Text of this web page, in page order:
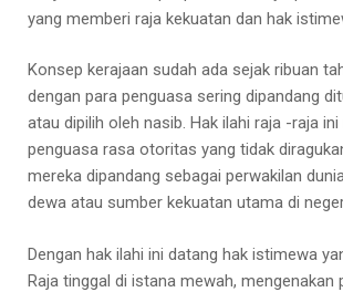
yang memberi raja kekuatan dan hak
Konsep kerajaan sudah ada sejak ribuan
dengan para penguasa sering dipandang
atau dipilih oleh nasib. Hak ilahi raja -raja
penguasa rasa otoritas yang tidak
mereka dipandang sebagai perwakilan
dewa atau sumber kekuatan utama di
Dengan hak ilahi ini datang hak istimewa
Raja tinggal di istana mewah, mengenakan